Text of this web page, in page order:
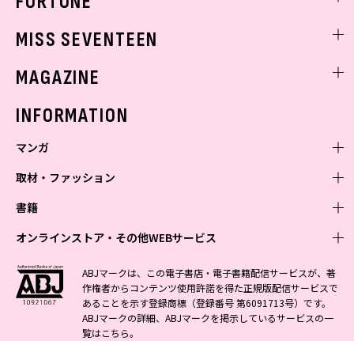
MISS SEVENTEEN
MAGAZINE
INFORMATION
マンガ
少年マンガ
Vジャンプ
最強ジャンプ
少年ジャンプ+
ジャンプTOON
青年マンガ
ZEBRACK
S-MANGA
集英社ジャンプリミックス
少女マンガ
ZEBRACK
S-MANGA
集英社コミック文庫
女性マンガ
ジャンプTOON
取材・ファッション
ファッション・美容
BAILA
MAQUIA
芸能・情報・スポーツ
週プレNEWS
週プレ グラジャパ!
書籍
文芸・文庫・総合
小説すばる
集英社 文芸ステーション
web 集英社文庫
学芸・ノンフィクション・新書
1日5分で、明日は変わる よみタイ yomitai
集英社学芸部 - 学芸・ノンフィクション
集英社ビジネス書
ライトノベル・ノベライズ
集英社オレンジ文庫
オンラインストア・その他WEBサービス
オンラインストア
OTO
SHUEISHA MANGA-ART HERITAGE
ジャンプキャラクターズストア
その他WEBサービス
集英社アドナビ
ABJマークは、この電子書店・電子書籍配信サービスが、著
作権者からコンテンツ使用許諾を得た正規版配信サービスで
あることを示す登録商標（登録番号 第6091713号）です。
ABJマークの詳細、ABJマークを掲示しているサービスの一
覧はこちら。